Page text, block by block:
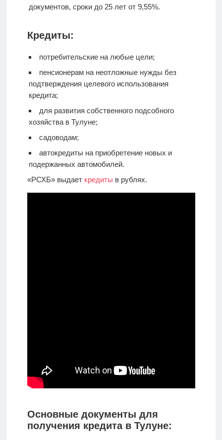
документов, сроки до 25 лет от 9,55%.
Кредиты:
потребительские на любые цели;
пенсионерам на неотложные нужды без
подтверждения целевого использования
кредита;
для развития собственного подсобного
хозяйства в Тулуне;
садоводам;
автокредиты на приобретение новых и
подержанных автомобилей.
«РСХБ» выдает кредиты в рублях.
Основные документы для
получения кредита в Тулуне: